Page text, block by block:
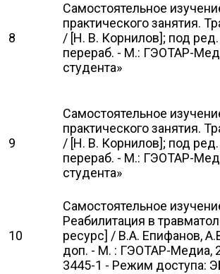
8
Самостоятельное
практического занятия.
/ [Н. В. Корнилов]; под
перераб. - М.: ГЭОТАР-
студента»
9
Самостоятельное
практического занятия.
/ [Н. В. Корнилов]; под
перераб. - М.: ГЭОТАР-
студента»
10
Самостоятельное
Реабилитация в
ресурс] / В.А. Епифанов,
доп. - М. : ГЭОТАР-Медиа,
3445-1 - Режим доступа: